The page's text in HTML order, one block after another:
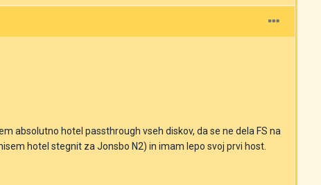
absolutno hotel passthrough vseh diskov, da se ne dela FS na
hotel stegnit za Jonsbo N2) in imam lepo svoj prvi host.